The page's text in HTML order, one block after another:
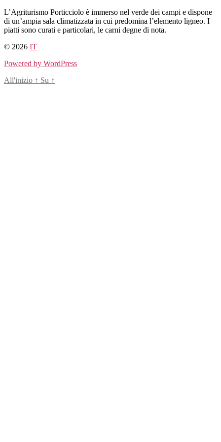
Salta
al
contenuto
L’Agriturismo Porticciolo è immerso nel verde dei campi e dispone
di un’ampia sala climatizzata in cui predomina l’elemento ligneo. I
piatti sono curati e particolari, le carni degne di nota.
© 2026 IT
Powered by WordPress
All'inizio ↑ Su ↑